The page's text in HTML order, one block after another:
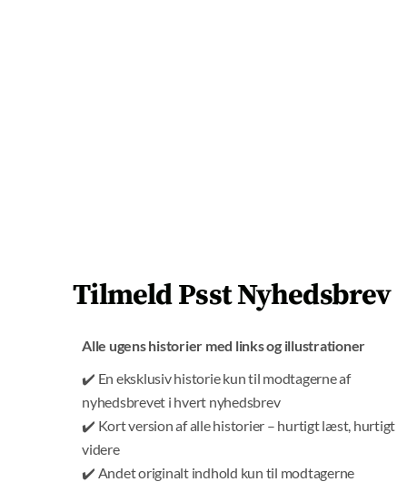
Ingen kritik af supervåbnet
Medierne kommer ikke til at røre ved den her slags
historier. De rører i forvejen ikke ved de danskere,
der udviste ‘samfundssind’, og nu er skadede af
Covid-19-vaccinen.
Det har fx Sundhedsstyrelsen (SST) nydt godt af.
Tilmeld Psst Nyhedsbrev
Alle ugens historier med links og illustrationer
✔️ En eksklusiv historie kun til modtagerne af
nyhedsbrevet i hvert nyhedsbrev
✔️ Kort version af alle historier – hurtigt læst, hurtigt
videre
✔️ Andet originalt indhold kun til modtagerne